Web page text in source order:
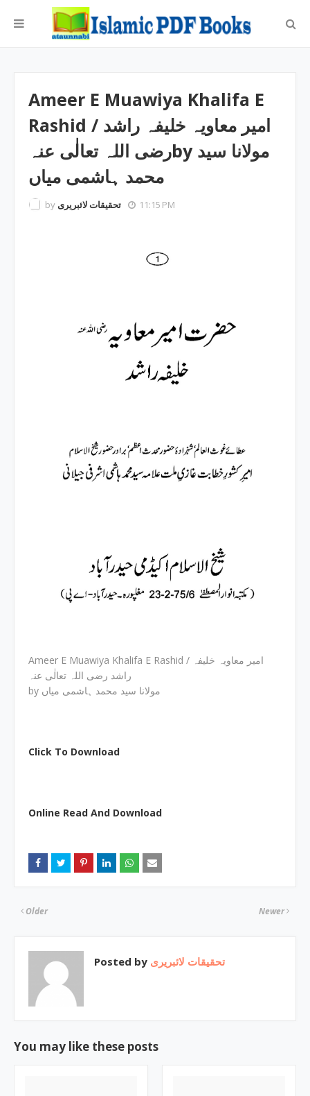
Ameer E Muawiya Khalifa E
Rashid ‎/ امیر معاویہ خلیفہ راشد
رضی اللہ تعالٰی عنہby ‎مولانا سید
محمد ہاشمی میاں
by تحقیقات لائبریری 11:15 PM
Ameer E Muawiya Khalifa E Rashid / امیر معاویہ خلیفہ
راشد رضی اللہ تعالٰی عنہ
by مولانا سید محمد ہاشمی میاں
Click To Download
Online Read And Download
Newer
Older
Posted by تحقیقات لائبریری
You may like these posts